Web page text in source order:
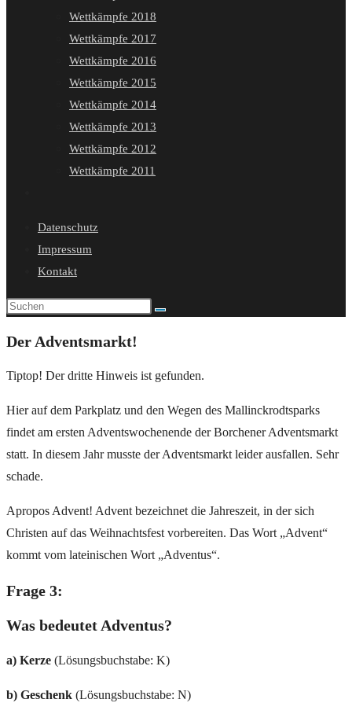
Wettkämpfe 2018
Wettkämpfe 2017
Wettkämpfe 2016
Wettkämpfe 2015
Wettkämpfe 2014
Wettkämpfe 2013
Wettkämpfe 2012
Wettkämpfe 2011
umschalten
Datenschutz
Impressum
Kontakt
Der Adventsmarkt!
Tiptop! Der dritte Hinweis ist gefunden.
Hier auf dem Parkplatz und den Wegen des Mallinckrodtsparks
findet am ersten Adventswochenende der Borchener Adventsmarkt
statt. In diesem Jahr musste der Adventsmarkt leider ausfallen. Sehr
schade.
Apropos Advent! Advent bezeichnet die Jahreszeit, in der sich
Christen auf das Weihnachtsfest vorbereiten. Das Wort „Advent“
kommt vom lateinischen Wort „Adventus“.
Frage 3:
Was bedeutet Adventus?
a) Kerze (Lösungsbuchstabe: K)
b) Geschenk (Lösungsbuchstabe: N)